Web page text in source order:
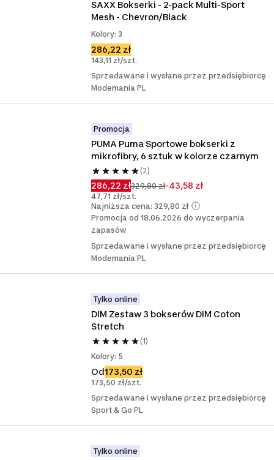
SAXX Bokserki - 2-pack Multi-Sport
Mesh - Chevron/Black
Kolory: 3
286,22 zł
143,11 zł/szt.
Sprzedawane i wysłane przez przedsiębiorcę
Modemania PL
Promocja
PUMA Puma Sportowe bokserki z
mikrofibry, 6 sztuk w kolorze czarnym
(2)
286,22 zł329,80 zł-43,58 zł
47,71 zł/szt.
Najniższa cena: 329,80 zł
Promocja od 18.06.2026 do wyczerpania
zapasów
Sprzedawane i wysłane przez przedsiębiorcę
Modemania PL
Tylko online
DIM Zestaw 3 bokserów DIM Coton
Stretch
(1)
Kolory: 5
Od173,50 zł
173,50 zł/szt.
Sprzedawane i wysłane przez przedsiębiorcę
Sport & Go PL
Tylko online